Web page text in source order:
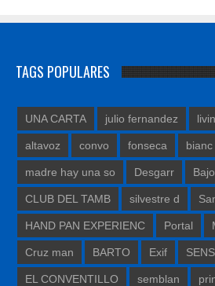
TAGS POPULARES
UNA CARTA julio fernandez
altavoz convo fonseca bianc
madre hay una so Desgarr
CLUB DEL TAMB silvestre d
HAND PAN EXPERIENC Portal
Cruz man BARTO Exif
EL CONVENTILLO semblan